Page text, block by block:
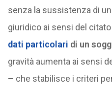
senza la sussistenza di
giuridico ai sensi del citato
dati particolari di un
gravità aumenta ai sensi
– che stabilisce i criteri